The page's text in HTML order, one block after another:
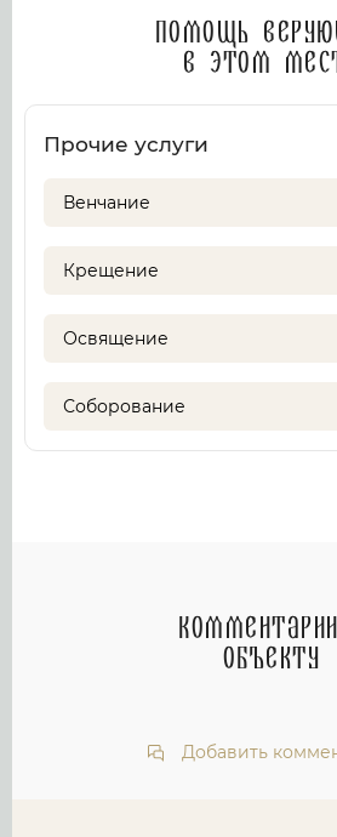
Помощь
в этом
Прочие услуги
Венчание
Крещение
Освящение
Соборование
объекту
Добавить